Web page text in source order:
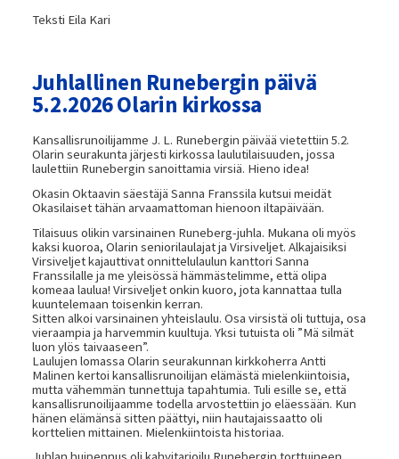
Teksti Eila Kari
Juhlallinen Runebergin päivä
5.2.2026 Olarin kirkossa
Kansallisrunoilijamme J. L. Runebergin päivää vietettiin 5.2.
Olarin seurakunta järjesti kirkossa laulutilaisuuden, jossa
laulettiin Runebergin sanoittamia virsiä. Hieno idea!
Okasin Oktaavin säestäjä Sanna Franssila kutsui meidät
Okasilaiset tähän arvaamattoman hienoon iltapäivään.
Tilaisuus olikin varsinainen Runeberg-juhla. Mukana oli myös
kaksi kuoroa, Olarin seniorilaulajat ja Virsiveljet. Alkajaisiksi
Virsiveljet kajauttivat onnittelulaulun kanttori Sanna
Franssilalle ja me yleisössä hämmästelimme, että olipa
komeaa laulua! Virsiveljet onkin kuoro, jota kannattaa tulla
kuuntelemaan toisenkin kerran.
Sitten alkoi varsinainen yhteislaulu. Osa virsistä oli tuttuja, osa
vieraampia ja harvemmin kuultuja. Yksi tutuista oli ”Mä silmät
luon ylös taivaaseen”.
Laulujen lomassa Olarin seurakunnan kirkkoherra Antti
Malinen kertoi kansallisrunoilijan elämästä mielenkiintoisia,
mutta vähemmän tunnettuja tapahtumia. Tuli esille se, että
kansallisrunoilijaamme todella arvostettiin jo eläessään. Kun
hänen elämänsä sitten päättyi, niin hautajaissaatto oli
korttelien mittainen. Mielenkiintoista historiaa.